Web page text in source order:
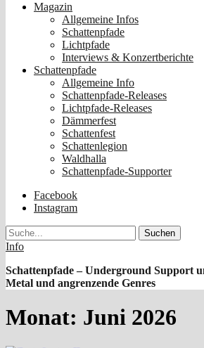
Magazin
Allgemeine Infos
Schattenpfade
Lichtpfade
Interviews & Konzertberichte
Schattenpfade
Allgemeine Info
Schattenpfade-Releases
Lichtpfade-Releases
Dämmerfest
Schattenfest
Schattenlegion
Waldhalla
Schattenpfade-Supporter
Facebook
Instagram
Suche
Info
Schattenpfade – Underground Support
Metal und angrenzende Genres
Monat: Juni 2026